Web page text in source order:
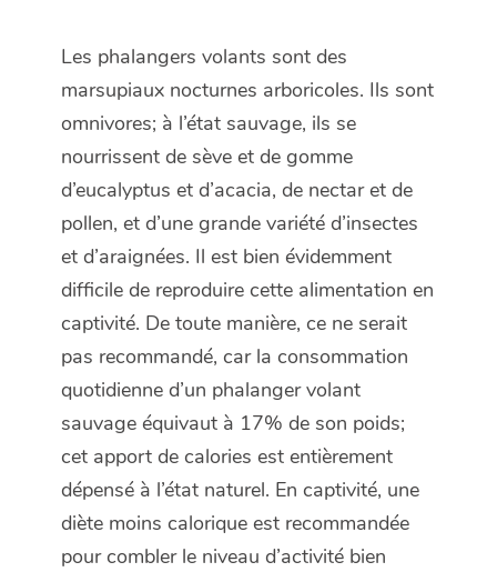
Les phalangers volants sont des
marsupiaux nocturnes arboricoles. Ils sont
omnivores; à l’état sauvage, ils se
nourrissent de sève et de gomme
d’eucalyptus et d’acacia, de nectar et de
pollen, et d’une grande variété d’insectes
et d’araignées. Il est bien évidemment
difficile de reproduire cette alimentation en
captivité. De toute manière, ce ne serait
pas recommandé, car la consommation
quotidienne d’un phalanger volant
sauvage équivaut à 17% de son poids;
cet apport de calories est entièrement
dépensé à l’état naturel. En captivité, une
diète moins calorique est recommandée
pour combler le niveau d’activité bien